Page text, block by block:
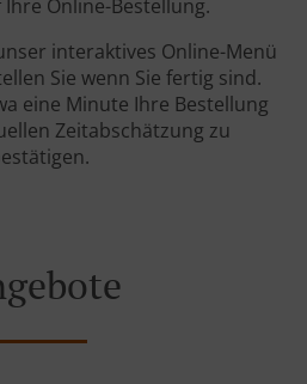
Online-Bestellung.
interaktives Online-Menü
Sie wenn Sie fertig sind.
eine Minute Ihre Bestellung
Zeitabschätzung zu